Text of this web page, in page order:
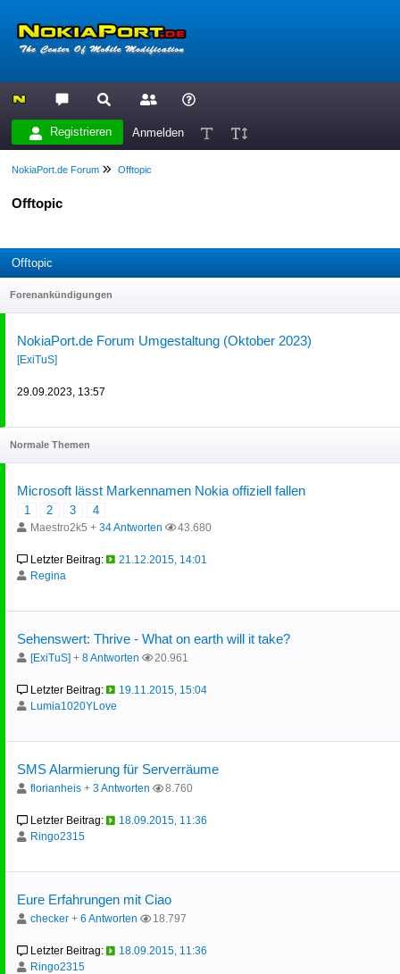
Registrieren Anmelden
NokiaPort.de Forum Offtopic
Offtopic
Offtopic
Forenankündigungen
NokiaPort.de Forum Umgestaltung (Oktober 2023)
[ExiTuS]
29.09.2023, 13:57
Normale Themen
Microsoft lässt Markennamen Nokia offiziell fallen
1 2 3 4
Maestro2k5 + 34 Antworten 43.680
Letzter Beitrag:
21.12.2015, 14:01
Regina
Sehenswert: Thrive - What on earth will it take?
[ExiTuS] + 8 Antworten 20.961
Letzter Beitrag:
19.11.2015, 15:04
Lumia1020YLove
SMS Alarmierung für Serverräume
florianheis+ 3 Antworten 8.760
Letzter Beitrag:
18.09.2015, 11:36
Ringo2315
Eure Erfahrungen mit Ciao
checker+ 6 Antworten 18.797
Letzter Beitrag:
18.09.2015, 11:36
Ringo2315